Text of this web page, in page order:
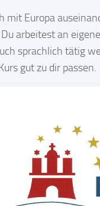
mit Europa
arbeitest an
sprachlich tätig
gut zu dir passen.